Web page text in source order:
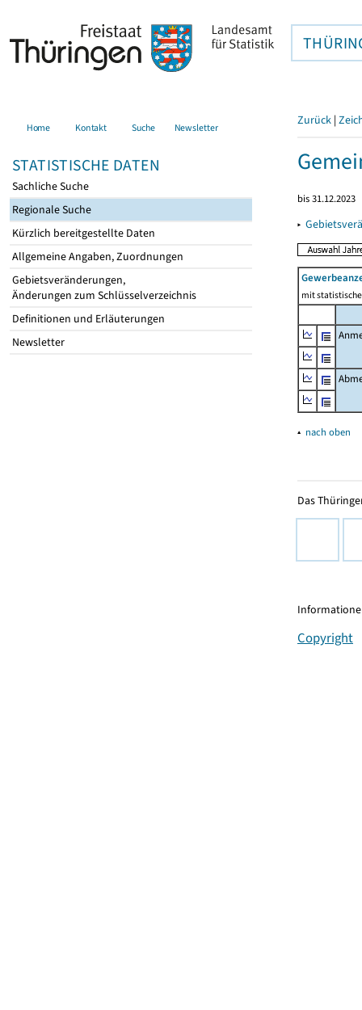
Home Kontakt Suche Newsletter
STATISTISCHE DATEN
Sachliche Suche
Regionale Suche
Kürzlich bereitgestellte Daten
Allgemeine Angaben, Zuordnungen
Gebietsveränderungen,
Änderungen zum Schlüsselverzeichnis
Definitionen und Erläuterungen
Newsletter
Zurück |
bis 31.12.2023
▸
mit
▴ nach oben
Das
Copyright